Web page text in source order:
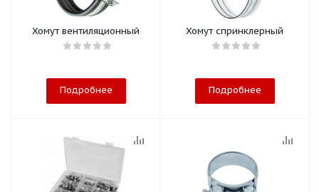
Хомут вентиляционный
Подробнее
Хомут спринклерный
Подробнее